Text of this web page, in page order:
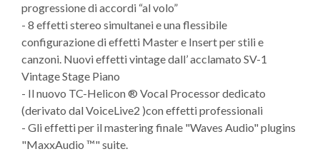
progressione di accordi “al volo”
- 8 effetti stereo simultanei e una flessibile
configurazione di effetti Master e Insert per stili e
canzoni. Nuovi effetti vintage dall’ acclamato SV-1
Vintage Stage Piano
- Il nuovo TC-Helicon ® Vocal Processor dedicato
(derivato dal VoiceLive2 )con effetti professionali
- Gli effetti per il mastering finale "Waves Audio" plugins
"MaxxAudio ™" suite.